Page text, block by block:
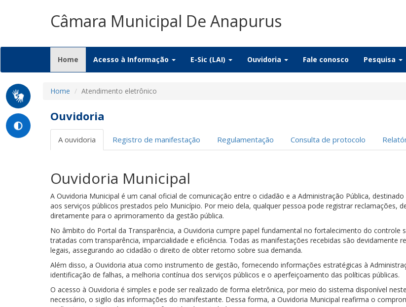
Câmara Municipal De Anapurus
Home (current)
Acesso à Informação E-Sic (LAI) Ouvidoria Fale conosco Pesquisa
Home Atendimento eletrônico
Ouvidoria
A ouvidoria Registro de manifestação Regulamentação Consulta de protocolo
Ouvidoria Municipal
A Ouvidoria Municipal é um canal oficial de comunicação entre o cidadão e a Administração Pública,
aos serviços públicos prestados pelo Município. Por meio dela, qualquer pessoa pode registrar reclamações,
diretamente para o aprimoramento da gestão pública.
No âmbito do Portal da Transparência, a Ouvidoria cumpre papel fundamental no fortalecimento do controle
tratadas com transparência, imparcialidade e eficiência. Todas as manifestações recebidas são devidamente
legais, assegurando ao cidadão o direito de obter retorno sobre sua demanda.
Além disso, a Ouvidoria atua como instrumento de gestão, fornecendo informações estratégicas à
identificação de falhas, a melhoria contínua dos serviços públicos e o aperfeiçoamento das políticas públicas.
O acesso à Ouvidoria é simples e pode ser realizado de forma eletrônica, por meio do sistema disponível
necessário, o sigilo das informações do manifestante. Dessa forma, a Ouvidoria Municipal reafirma o